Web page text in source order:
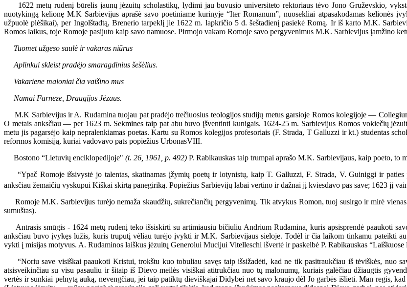
1622 metų rudenį būrelis jaunų jėzuitų scholastikų, lydimi jau buvusio universiteto rektoriaus tėvo Jono Gruževskio,
nuotykingą kelionę M.K Sarbievijus aprašė savo poetiniame kūrinyje “Iter Romanum”, nuosekliai atpasakodamas kelionės
užpuolė plėšikai), per Ingolštadtą, Brenerio tarpeklį jie 1622 m. lapkričio 5 d. šeštadienį pasiekė Romą. Ir iš karto M.K.
Romos laikus, toje Romoje pasijuto kaip savo namuose. Pirmojo vakaro Romoje savo pergyvenimus M.K. Sarbievijus įamžino
Tuomet užgeso saulė ir vakaras niūrus
Aplinkui skleist pradėjo smaragdinius šešėlius.
Vakariene maloniai čia vaišino mus
Namai Farneze, Draugijos Jėzaus.
M.K Sarbievijus ir A. Rudamina tuojau pat pradėjo trečiuosius teologijos studijų metus garsioje Romos kolegijoje —
O metais anksčiau — per 1623 m. Sekmines taip pat abu buvo įšventinti kunigais. 1624-25 m. Sarbievijus Romos vokiečių
metu jis pagarsėjo kaip nepralenkiamas poetas. Kartu su Romos kolegijos profesoriais (F. Strada, T Galluzzi ir kt.) studentas
reformos komisiją, kuriai vadovavo pats popiežius UrbonasVIII.
Bostono “Lietuvių enciklopedijoje" (t. 26, 1961, p. 492) P. Rabikauskas taip trumpai aprašo M.K. Sarbievijaus, kaip poeto, to
“Ypač Romoje išsivystė jo talentas, skatinamas įžymių poetų ir lotynistų, kaip T. Galluzzi, F. Strada, V. Guiniggi ir
anksčiau žemaičių vyskupui Kiškai skirtą panegiriką. Popiežius Sarbievijų labai vertino ir dažnai jį kviesdavo pas save; 1623 jį
Romoje M.K. Sarbievijus turėjo nemaža skaudžių, sukrečiančių pergyvenimų. Tik atvykus Romon, tuoj susirgo ir mirė
sumuštas).
Antrasis smūgis - 1624 metų rudenį teko išsiskirti su artimiausiu bičiuliu Andrium Rudamina, kuris apsisprendė paaukoti
anksčiau buvo įvykęs lūžis, kuris truputį vėliau turėjo įvykti ir M.K. Sarbievijaus sieloje. Todėl ir čia laikom tinkamu pateikti
vykti į misijas motyvus. A. Rudaminos laiškus jėzuitų Generolui Mucijui Vitelleschi išvertė ir paskelbė P. Rabikauskas “Laiškuose
“Noriu save visiškai paaukoti Kristui, trokštu kuo tobuliau savęs taip išsižadėti, kad ne tik pasitraukčiau iš tėviškės, nuo
atsisveikinčiau su visu pasauliu ir šitaip iš Dievo meilės visiškai atitrukčiau nuo tų malonumų, kuriais galėčiau džiaugtis
vertės ir sunkiai pelnytą auką, nevengčiau, jei taip patiktų dieviškajai Didybei net savo kraujo dėl Jo garbės išlieti. Man regis,